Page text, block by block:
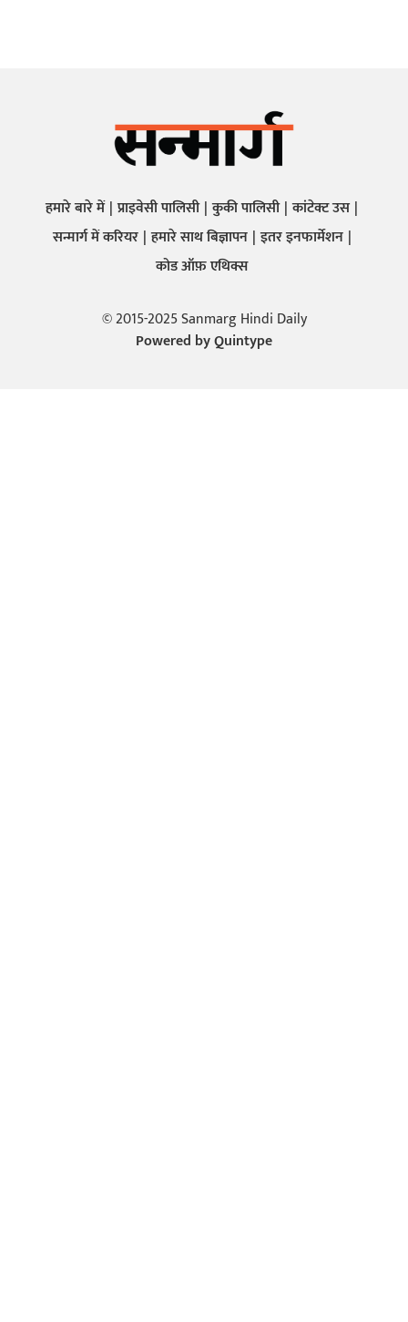
हमारे बारे में प्राइवेसी पालिसी कुकी पालिसी कांटेक्ट उस
सन्मार्ग में करियर हमारे साथ बिज्ञापन इतर इनफार्मेशन
कोड ऑफ़ एथिक्स
© 2015-2025 Sanmarg Hindi Daily
Powered byQuintype